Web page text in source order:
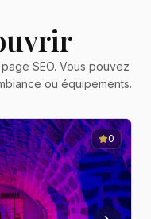
SEO. Vous pouvez
ou équipements.
0